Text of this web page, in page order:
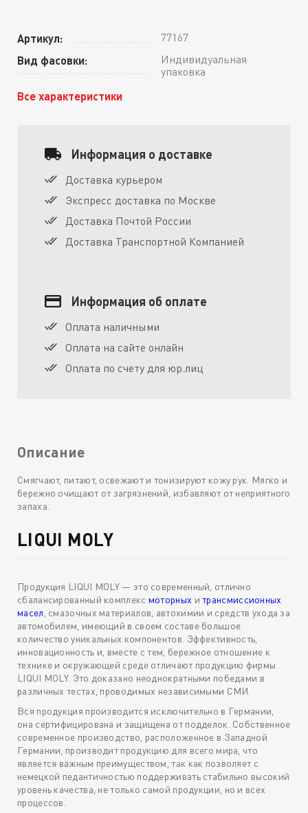
Артикул: 77167
Вид фасовки:
Индивидуальная
упаковка
Все характеристики
Информация о доставке
Доставка курьером
Экспресс доставка по Москве
Доставка Почтой России
Доставка Транспортной Компанией
Информация об оплате
Оплата наличными
Оплата на сайте онлайн
Оплата по счету для юр.лиц
Описание
Смягчают, питают, освежают и тонизируют кожу рук. Мягко и
бережно очищают от загрязнений, избавляют от неприятного
запаха.
LIQUI MOLY
Продукция LIQUI MOLY — это современный, отлично
сбалансированный комплекс моторных итрансмиссионных
масел , смазочных материалов, автохимии и средств ухода за
автомобилем, имеющий в своем составе большое
количество уникальных компонентов. Эффективность,
инновационность и, вместе с тем, бережное отношение к
технике и окружающей среде отличают продукцию фирмы
LIQUI MOLY. Это доказано неоднократными победами в
различных тестах, проводимых независимыми СМИ.
Вся продукция производится исключительно в Германии,
она сертифицирована и защищена от подделок. Собственное
современное производство, расположенное в Западной
Германии, производит продукцию для всего мира, что
является важным преимуществом, так как позволяет с
немецкой педантичностью поддерживать стабильно высокий
уровень качества, не только самой продукции, но и всех
процессов.